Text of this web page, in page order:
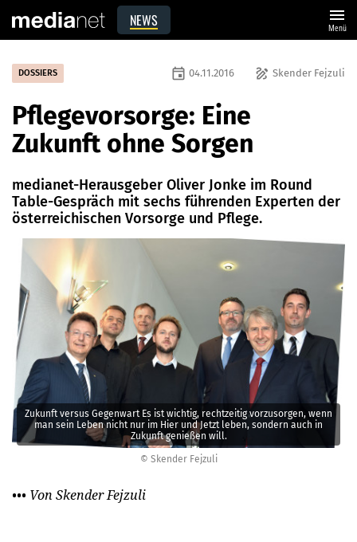
NEWS menu
Menü
© Skender Fejzuli
Zukunft versus Gegenwart Es ist wichtig, rechtzeitig vorzusorgen, wenn
man sein Leben nicht nur im Hier und Jetzt leben, sondern auch in
Zukunft genießen will.
DOSSIERS draw Skender Fejzuli
event 04.11.2016
Pflegevorsorge: Eine
Zukunft ohne Sorgen
medianet-Herausgeber Oliver Jonke im Round
Table-Gespräch mit sechs führenden Experten der
österreichischen Vorsorge und Pflege.
••• Von Skender Fejzuli